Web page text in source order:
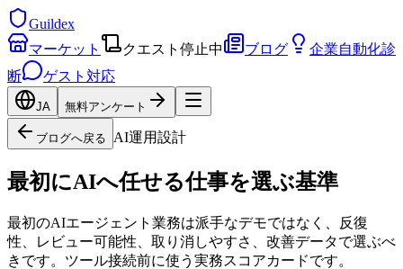
Guildex
マーケット
クエスト 停止中 ブログ
企業自動化診
断
ゲスト対応
JA 無料アンケート
ブログへ戻る AI運用設計
最初にAIへ任せる仕事を選ぶ基準
最初のAIエージェント業務は派手なデモではなく、反復
性、レビュー可能性、取り消しやすさ、改善データで選ぶべ
きです。ツール接続前に使う実務スコアカードです。